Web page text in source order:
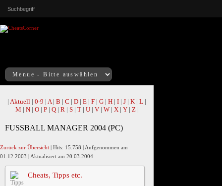
| Aktuell | 0-9 | A| B | C | D | E | F | G | H | I | J | K | L |
M | N | O | P | Q | R | S | T | U | V | W | X | Y | Z |
FUSSBALL MANAGER 2004 (PC)
Zurück zur Übersicht | Hits: 15.758 | Aufgenommen am
01.12.2003 | Aktualisiert am 20.03.2004
Cheats, Tipps etc.